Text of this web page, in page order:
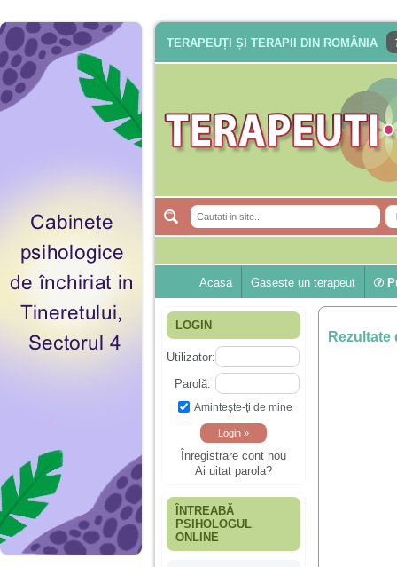
TERAPEUȚI ȘI TERAPII DIN ROMÂNIA
Acasa Gaseste un terapeut
LOGIN
Utilizator:
Parolă:
Aminteşte-ţi de mine
Înregistrare cont nou
Ai uitat parola?
ÎNTREABĂ
PSIHOLOGUL
ONLINE
Rezultate